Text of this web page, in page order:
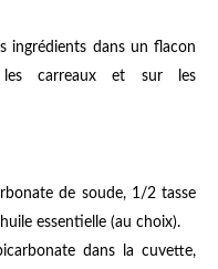
ingrédients dans un flacon
les carreaux et sur les
de soude, 1/2 tasse
essentielle (au choix).
dans la cuvette,